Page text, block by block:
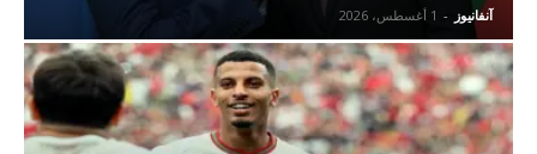
آنفانيوز - 1 أغسطس، 2026